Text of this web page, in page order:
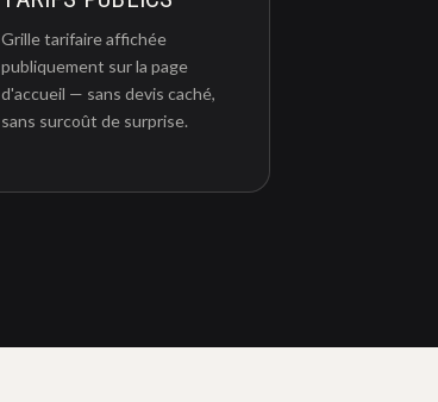
Grille tarifaire affichée
publiquement sur la page
d'accueil — sans devis caché,
sans surcoût de surprise.